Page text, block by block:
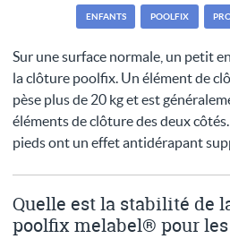
ENFANTS POOLFIX
Sur une surface normale, un petit
la clôture poolfix. Un élément de
pèse plus de 20 kg et est
éléments de clôture des deux
pieds ont un effet antidérapant
Quelle est la stabilité de
poolfix melabel® pour